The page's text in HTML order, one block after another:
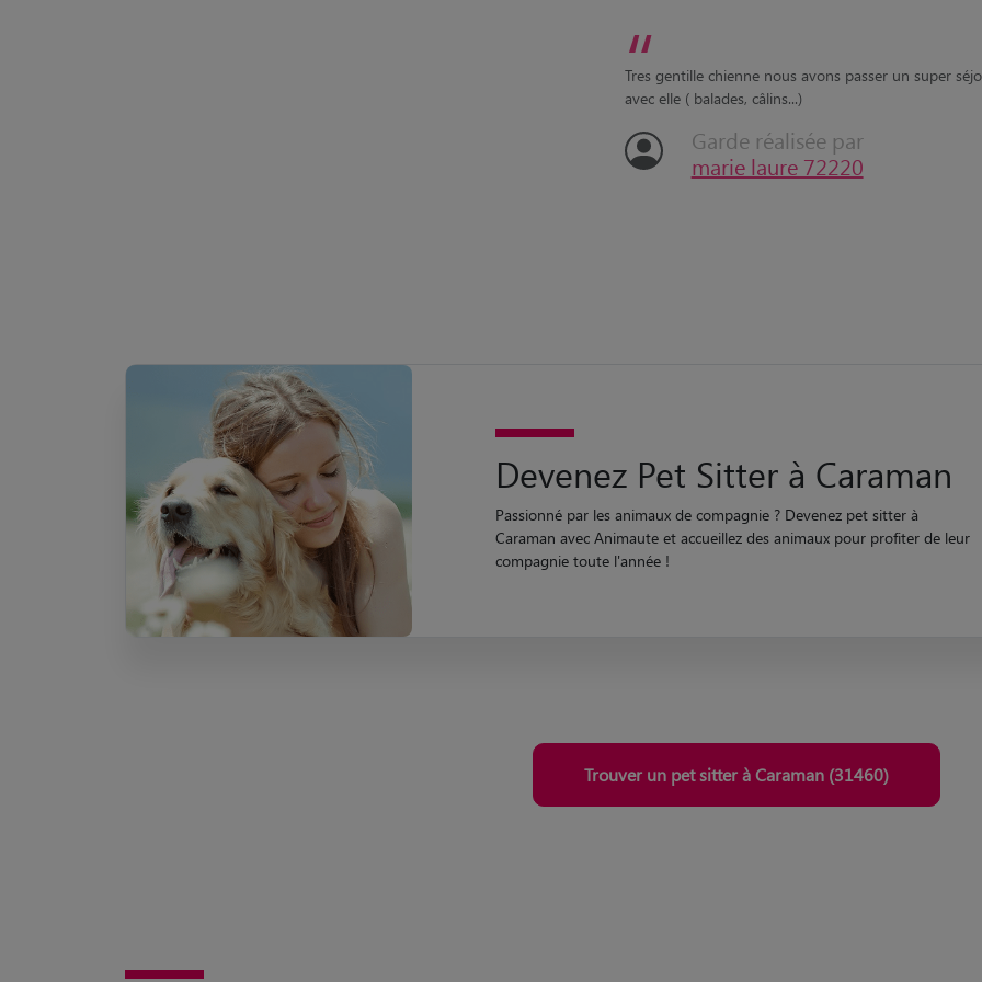
“
Tres gentille chienne nous avons passer un super
avec elle ( balades, câlins...)
Garde réalisée par
marie laure 72220
Devenez Pet Sitter à Caraman
Passionné par les animaux de compagnie ? Devenez pet sitter à
Caraman avec Animaute et accueillez des animaux pour profiter de leur
compagnie toute l'année !
Trouver un pet sitter à Caraman (31460)